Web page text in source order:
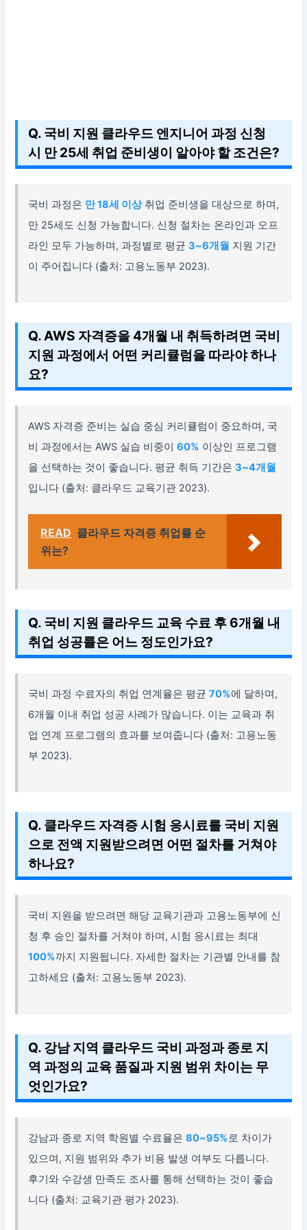
Q. 국비 지원 클라우드 엔지니어 과정 신청
시 만 25세 취업 준비생이 알아야 할 조건은?
국비 과정은 만 18세 이상취업 준비생을 대상으로 하며,
만 25세도 신청 가능합니다. 신청 절차는 온라인과 오프
라인 모두 가능하며, 과정별로 평균3~6개월 지원 기간
이 주어집니다 (출처: 고용노동부 2023).
Q. AWS 자격증을 4개월 내 취득하려면 국비
지원 과정에서 어떤 커리큘럼을 따라야 하나
요?
AWS 자격증 준비는 실습 중심 커리큘럼이 중요하며, 국
비 과정에서는 AWS 실습 비중이60% 이상인 프로그램
을 선택하는 것이 좋습니다. 평균 취득 기간은3~4개월
입니다 (출처: 클라우드 교육기관 2023).
READ 클라우드 자격증 취업률 순
위는?
Q. 국비 지원 클라우드 교육 수료 후 6개월 내
취업 성공률은 어느 정도인가요?
국비 과정 수료자의 취업 연계율은 평균70%에 달하며,
6개월 이내 취업 성공 사례가 많습니다. 이는 교육과 취
업 연계 프로그램의 효과를 보여줍니다 (출처: 고용노동
부 2023).
Q. 클라우드 자격증 시험 응시료를 국비 지원
으로 전액 지원받으려면 어떤 절차를 거쳐야
하나요?
국비 지원을 받으려면 해당 교육기관과 고용노동부에 신
청 후 승인 절차를 거쳐야 하며, 시험 응시료는 최대
100%까지 지원됩니다. 자세한 절차는 기관별 안내를 참
고하세요 (출처: 고용노동부 2023).
Q. 강남 지역 클라우드 국비 과정과 종로 지
역 과정의 교육 품질과 지원 범위 차이는 무
엇인가요?
강남과 종로 지역 학원별 수료율은80~95%로 차이가
있으며, 지원 범위와 추가 비용 발생 여부도 다릅니다.
후기와 수강생 만족도 조사를 통해 선택하는 것이 좋습
니다 (출처: 교육기관 평가 2023).